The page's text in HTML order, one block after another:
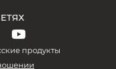
продукты